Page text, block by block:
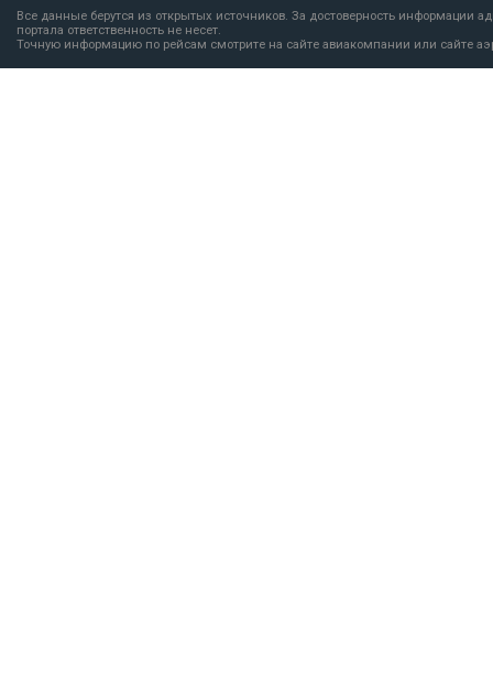
Все данные берутся из открытых источников. За достоверность информации
портала ответственность не несет.
Точную информацию по рейсам смотрите на сайте авиакомпании или сайте